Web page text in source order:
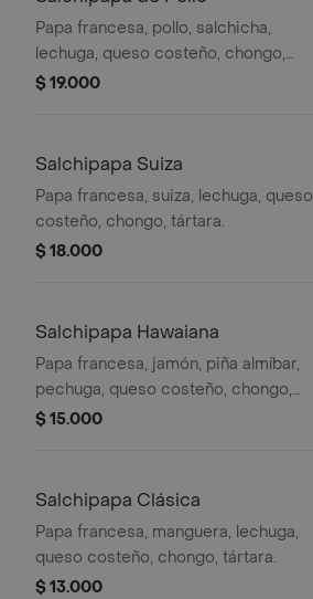
Papa francesa, pollo, salchicha,
lechuga, queso costeño, chongo,
tártara.
$ 19.000
Salchipapa Suiza
Papa francesa, suiza, lechuga, queso
costeño, chongo, tártara.
$ 18.000
Salchipapa Hawaiana
Papa francesa, jamón, piña almíbar,
pechuga, queso costeño, chongo,
tártara.
$ 15.000
Salchipapa Clásica
Papa francesa, manguera, lechuga,
queso costeño, chongo, tártara.
$ 13.000